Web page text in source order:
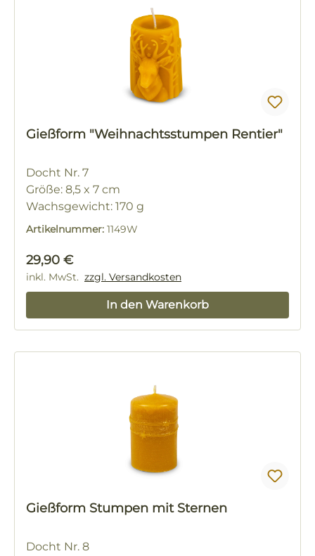
Gießform "Weihnachtsstumpen Rentier"
Docht Nr. 7
Größe: 8,5 x 7 cm
Wachsgewicht: 170 g
Artikelnummer: 1149W
Regulärer Preis:
29,90 €
inkl. MwSt. zzgl. Versandkosten
In den Warenkorb
Gießform Stumpen mit Sternen
Docht Nr. 8